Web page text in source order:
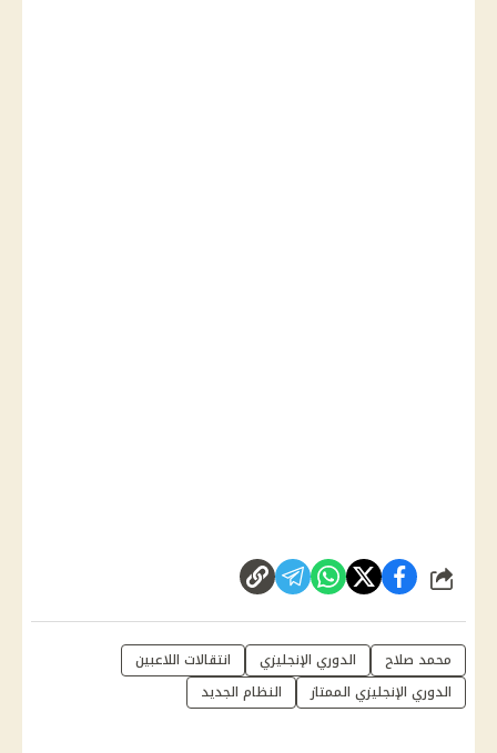
شارك
محمد صلاح الدوري الإنجليزي
انتقالات اللاعبين
الدوري الإنجليزي الممتاز
النظام الجديد